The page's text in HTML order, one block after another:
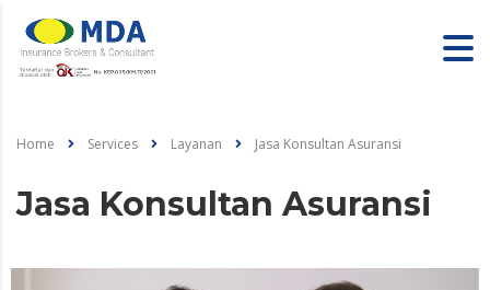
Home Services Layanan Jasa Konsultan Asuransi
Jasa Konsultan Asuransi